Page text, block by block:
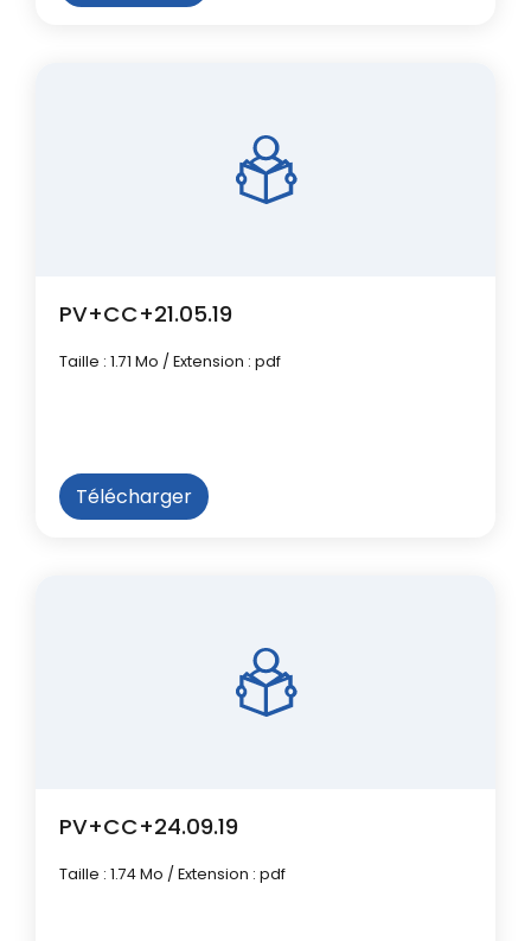
PV+CC+21.05.19
Taille : 1.71 Mo / Extension : pdf
Télécharger
PV+CC+24.09.19
Taille : 1.74 Mo / Extension : pdf